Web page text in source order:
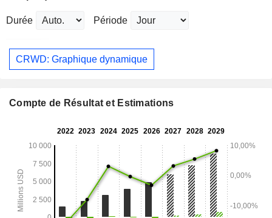
Durée Période
CRWD: Graphique dynamique
Compte de Résultat et Estimations